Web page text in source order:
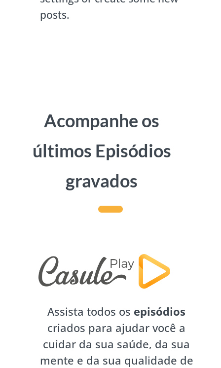
posts.
Acompanhe os
últimos Episódios
gravados
Assista todos os episódios
criados para ajudar você a
cuidar da sua saúde, da sua
mente e da sua qualidade de